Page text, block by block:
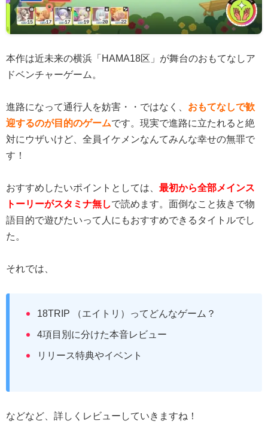
本作は近未来の横浜「HAMA18区」が舞台のおもてなしア
ドベンチャーゲーム。
進路になって通行人を妨害・・ではなく、 おもてなしで歓
迎するのが目的のゲームです。現実で進路に立たれると絶
対にウザいけど、全員イケメンなんてみんな幸せの無罪で
す！
おすすめしたいポイントとしては、 最初から全部メインス
トーリーがスタミナ無しで読めます。面倒なこと抜きで物
語目的で遊びたいって人にもおすすめできるタイトルでし
た。
それでは、
18TRIP （エイトリ）ってどんなゲーム？
4項目別に分けた本音レビュー
リリース特典やイベント
などなど、詳しくレビューしていきますね！